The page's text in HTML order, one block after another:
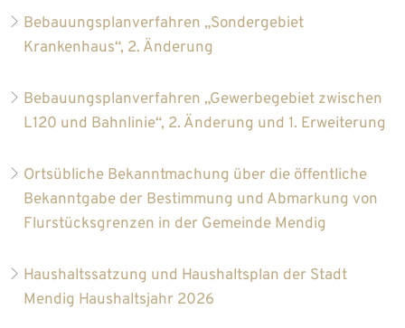
Bebauungsplanverfahren „Sondergebiet
Krankenhaus“, 2. Änderung
Bebauungsplanverfahren „Gewerbegebiet zwischen
L120 und Bahnlinie“, 2. Änderung und 1. Erweiterung
Ortsübliche Bekanntmachung über die öffentliche
Bekanntgabe der Bestimmung und Abmarkung von
Flurstücksgrenzen in der Gemeinde Mendig
Haushaltssatzung und Haushaltsplan der Stadt
Mendig Haushaltsjahr 2026